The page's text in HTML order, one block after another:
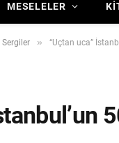
MESELELER
Sergiler » “Uçtan uca”